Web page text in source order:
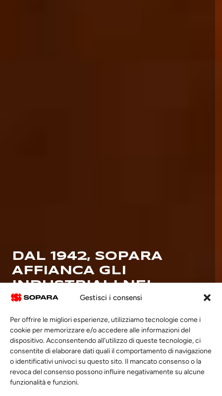
Gestisci i consensi
Per offrire le migliori esperienze, utilizziamo tecnologie come i
cookie per memorizzare e/o accedere alle informazioni del
dispositivo. Acconsentendo all'utilizzo di queste tecnologie, ci
consentite di elaborare dati quali il comportamento di navigazione
o identificativi univoci su questo sito. Il mancato consenso o la
revoca del consenso possono influire negativamente su alcune
funzionalità e funzioni.
DAL 1942, SOPARA
AFFIANCA GLI
INDUSTRIALI NEL
PADRONEGGIARE I
TERMICI CRITICI.
AL SERVIZIO DELLE INDUSTRIE
PIÙ ESIGENTI